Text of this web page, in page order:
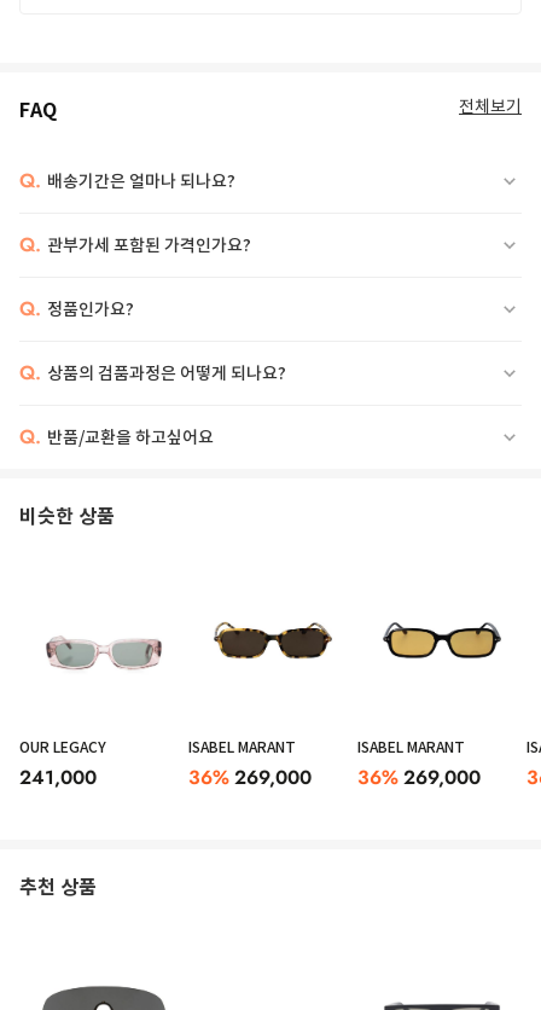
FAQ 전체보기
Q. 배송기간은 얼마나 되나요?
Q. 관부가세 포함된 가격인가요?
Q. 정품인가요?
Q. 상품의 검품과정은 어떻게 되나요?
Q. 반품/교환을 하고싶어요
비슷한 상품
OUR LEGACY
241,000
ISABEL MARANT
36%269,000
ISABEL MARANT
36%269,000
추천 상품